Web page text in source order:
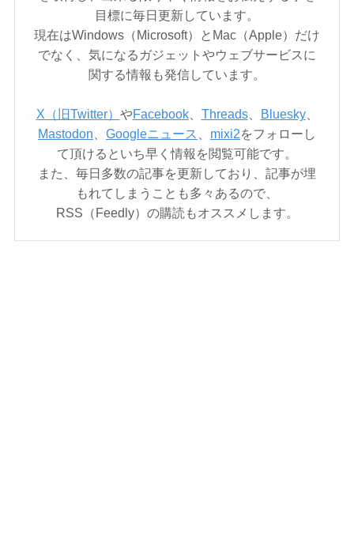
目標に毎日更新しています。
現在はWindows（Microsoft）とMac（Apple）だけ
でなく、気になるガジェットやウェブサービスに
関する情報も発信しています。
X（旧Twitter） やFacebook、 Threads、 Bluesky、
Mastodon
Googleニュース mixi2をフォローし
て頂けるといち早く情報を閲覧可能です。
また、毎日多数の記事を更新しており、記事が埋
もれてしまうことも多々あるので、
RSS（Feedly）の購読もオススメします。